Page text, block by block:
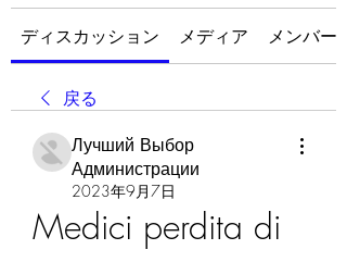
ディスカッション メディア メンバー
戻る
Лучший Выбор
Администрации
2023年9月7日
Medici perdita di